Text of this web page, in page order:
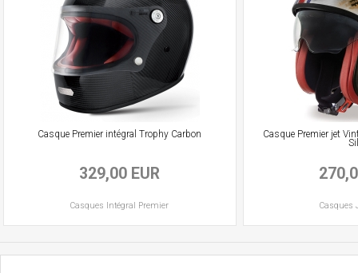
Casque Premier intégral Trophy Carbon
329,00 EUR
Casques Intégral Premier
Casque Premier jet
Casques